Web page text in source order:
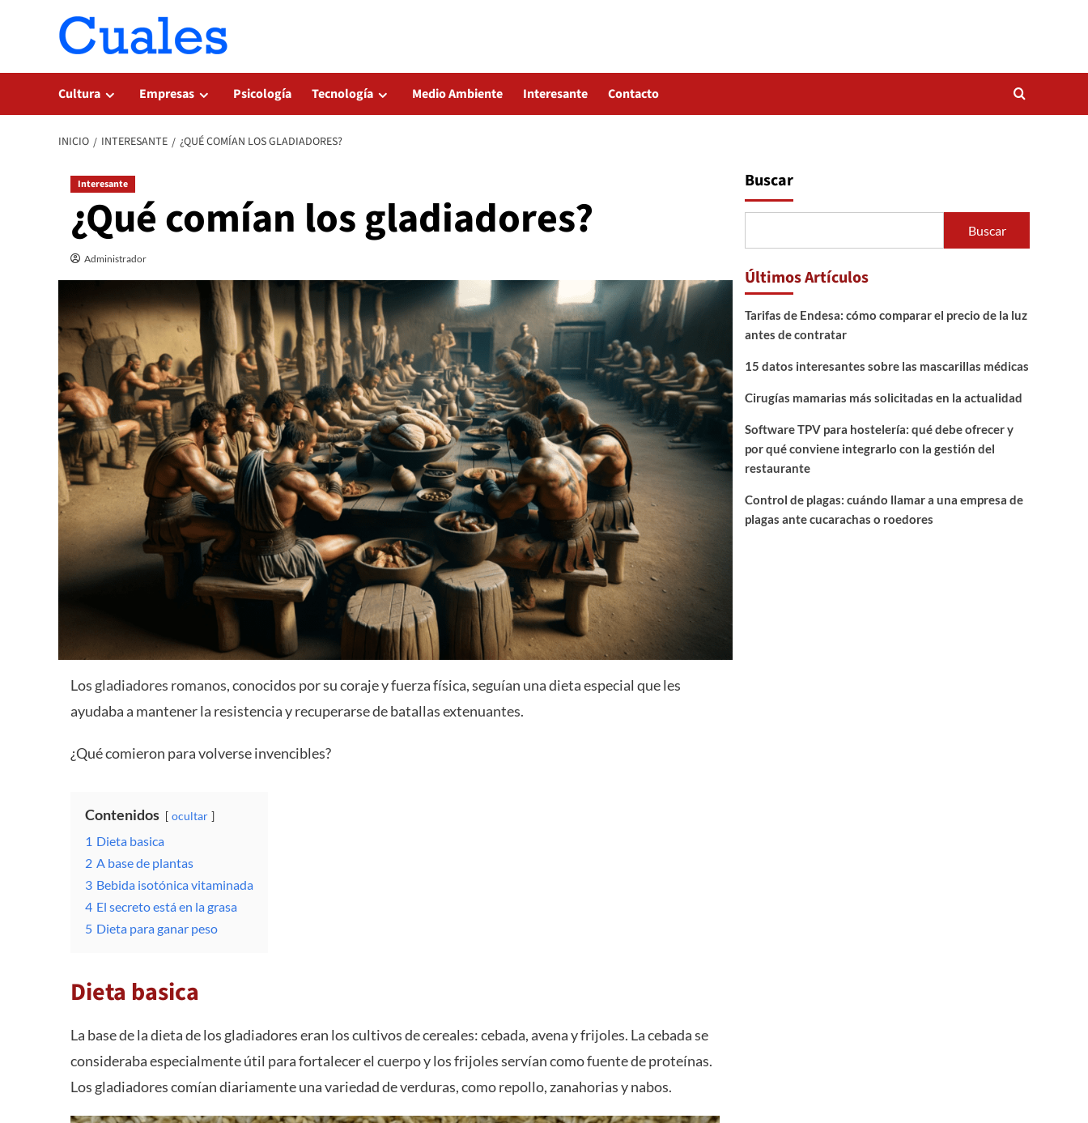
Cultura Empresas Psicología Tecnología Medio Ambiente Interesante Contacto
INICIO INTERESANTE ¿QUÉ COMÍAN LOS GLADIADORES?
Interesante
¿Qué comían los gladiadores?
Administrador
Los gladiadores romanos, conocidos por su coraje y fuerza física, seguían una dieta especial que les
ayudaba a mantener la resistencia y recuperarse de batallas extenuantes.
¿Qué comieron para volverse invencibles?
Contenidos ocultar
1 Dieta basica
2 A base de plantas
3 Bebida isotónica vitaminada
4 El secreto está en la grasa
5 Dieta para ganar peso
Dieta basica
La base de la dieta de los gladiadores eran los cultivos de cereales: cebada, avena y frijoles. La cebada se
consideraba especialmente útil para fortalecer el cuerpo y los frijoles servían como fuente de proteínas.
Los gladiadores comían diariamente una variedad de verduras, como repollo, zanahorias y nabos.
Buscar
Buscar
Últimos Artículos
Tarifas de Endesa: cómo comparar el precio de la luz
antes de contratar
15 datos interesantes sobre las mascarillas médicas
Cirugías mamarias más solicitadas en la actualidad
Software TPV para hostelería: qué debe ofrecer y
por qué conviene integrarlo con la gestión del
restaurante
Control de plagas: cuándo llamar a una empresa de
plagas ante cucarachas o roedores